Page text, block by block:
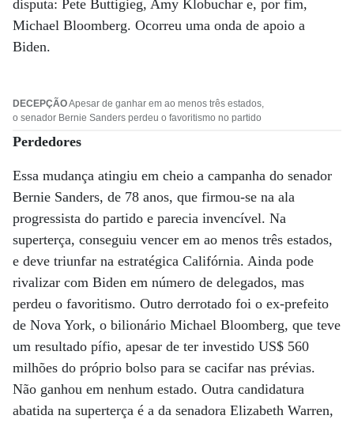
disputa: Pete Buttigieg, Amy Klobuchar e, por fim,
Michael Bloomberg. Ocorreu uma onda de apoio a
Biden.
DECEPÇÃOApesar de ganhar em ao menos três estados,
o senador Bernie Sanders perdeu o favoritismo no partido
Perdedores
Essa mudança atingiu em cheio a campanha do senador
Bernie Sanders, de 78 anos, que firmou-se na ala
progressista do partido e parecia invencível. Na
superterça, conseguiu vencer em ao menos três estados,
e deve triunfar na estratégica Califórnia. Ainda pode
rivalizar com Biden em número de delegados, mas
perdeu o favoritismo. Outro derrotado foi o ex-prefeito
de Nova York, o bilionário Michael Bloomberg, que teve
um resultado pífio, apesar de ter investido US$ 560
milhões do próprio bolso para se cacifar nas prévias.
Não ganhou em nenhum estado. Outra candidatura
abatida na superterça é a da senadora Elizabeth Warren,